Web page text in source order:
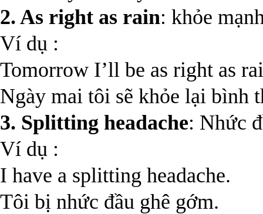
2. As right as rain: khỏe
Ví dụ :
Tomorrow I’ll be as right as
Ngày mai tôi sẽ khỏe lại
3. Splitting headache: Nhức
Ví dụ :
I have a splitting headache.
Tôi bị nhức đầu ghê gớm.